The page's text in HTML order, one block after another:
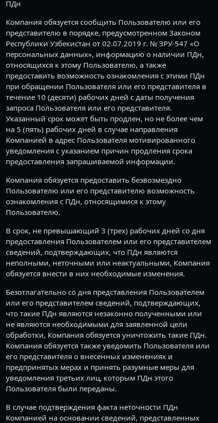
ПДн
Компания обязуется сообщить Пользователю или его
представителю в порядке, предусмотренном Законом
Республики Узбекистан от 02.07.2019 г. № ЗРУ-547 «О
персональных данных», информацию о наличии ПДн,
относящихся к этому Пользователю, а также
предоставить возможность ознакомления с этими ПДн
при обращении Пользователя или его представителя в
течение 10 (десяти) рабочих дней с даты получения
запроса Пользователя или его представителя.
Указанный срок может быть продлен, но не более чем
на 5 (пять) рабочих дней в случае направления
Компанией в адрес Пользователя мотивированного
уведомления с указанием причин продления срока
предоставления запрашиваемой информации.
Компания обязуется предоставить безвозмездно
Пользователю или его представителю возможность
ознакомления с ПДн, относящимися к этому
Пользователю.
В срок, не превышающий 3 (трех) рабочих дней со дня
предоставления Пользователем или его представителем
сведений, подтверждающих, что ПДн являются
неполными, неточными или неактуальными, Компания
обязуется внести в них необходимые изменения.
Безотлагательно со дня представления Пользователем
или его представителем сведений, подтверждающих,
что такие ПДн являются незаконно полученными или
не являются необходимыми для заявленной цели
обработки, Компания обязуется уничтожить такие ПДн.
Компания обязуется также уведомить Пользователя или
его представителя о внесенных изменениях и
предпринятых мерах и принять разумные меры для
уведомления третьих лиц, которым ПДн этого
Пользователя были переданы.
В случае подтверждения факта неточности ПДн
Компанией на основании сведений, представленных